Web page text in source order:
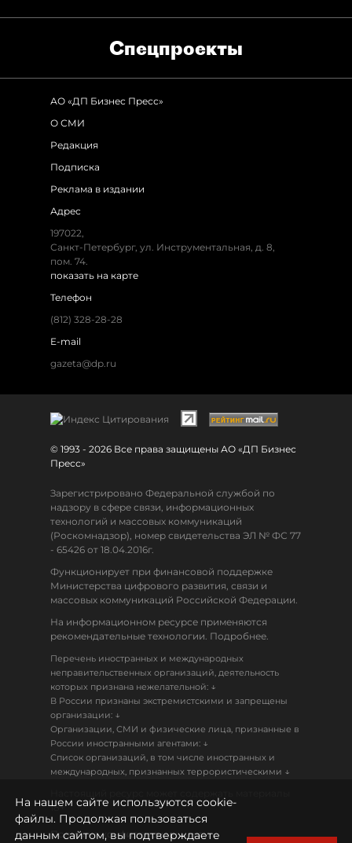
Спец­проекты
АО «ДП Бизнес Пресс»
О СМИ
Редакция
Подписка
Реклама в издании
Адрес
197022,
Санкт-Петербург, ул. Инструментальная, д. 8,
пом. 74.
показать на карте
Телефон
(812) 328-28-28
E-mail
gazeta@dp.ru
© 1993 - 2026 Все права защищены АО «ДП Бизнес
Пресс»
Зарегистрировано Федеральной службой по
надзору в сфере связи, информационных
технологий и массовых коммуникаций
(Роскомнадзор), номер свидетельства ЭЛ № ФС 77
- 65426 от 18.04.2016г.
Функционирует при финансовой поддержке
Министерства цифрового развития, связи и
массовых коммуникаций Российской Федерации.
На информационном ресурсе применяются
рекомендательные технологии. Подробнее.
Перечень иностранных и международных
неправительственных организаций, деятельность
которых признана нежелательной: ↓
В России признаны экстремистскими и запрещены
организации: ↓
Организации, СМИ и физические лица, признанные в
России иностранными агентами: ↓
Список организаций, в том числе иностранных и
международных, признанных террористическими ↓
18+
Политика конфиденциальности
На нашем сайте используются cookie-
файлы. Продолжая пользоваться
данным сайтом, вы подтверждаете